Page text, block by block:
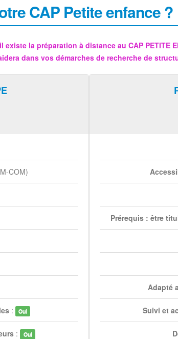
CAP Petite enfance ?
la préparation à distance au CAP PETITE
dans vos démarches de recherche de
COM)
: Oui
: Oui
Prérequis : être
Adapté
Suivi et